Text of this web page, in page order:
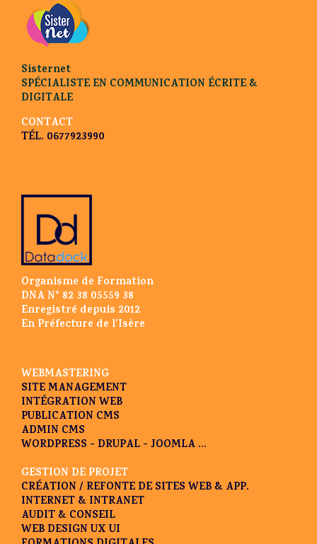
Sisternet
SPÉCIALISTE EN COMMUNICATION ÉCRITE &
DIGITALE
CONTACT
TÉL. 0677923990
Organisme de Formation
DNA N° 82 38 05559 38
Enregistré depuis 2012
En Préfecture de l’Isère
WEBMASTERING
SITE MANAGEMENT
INTÉGRATION WEB
PUBLICATION CMS
ADMIN CMS
WORDPRESS - DRUPAL - JOOMLA ...
GESTION DE PROJET
CRÉATION / REFONTE DE SITES WEB & APP.
INTERNET & INTRANET
AUDIT & CONSEIL
WEB DESIGN UX UI